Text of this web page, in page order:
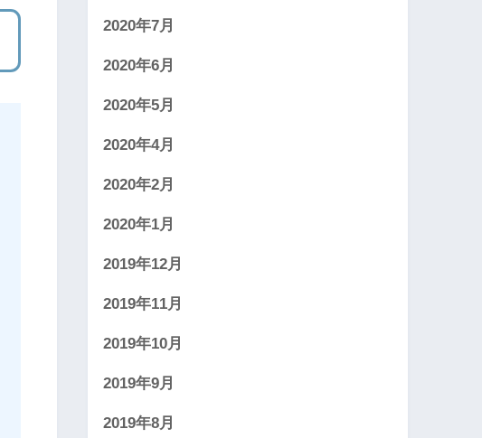
2020年7月
2020年6月
2020年5月
2020年4月
2020年2月
2020年1月
2019年12月
2019年11月
2019年10月
2019年9月
2019年8月